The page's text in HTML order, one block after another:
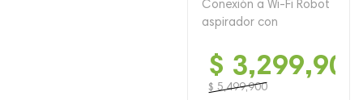
Conexión a Wi-Fi Robot
aspirador con
$ 5,499,900
$ 3,299,900